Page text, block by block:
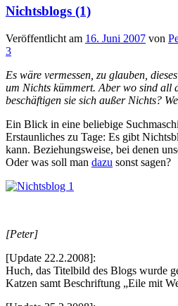
Nichtsblogs (1)
Veröffentlicht am 16. Juni 2007 von
3
Es wäre vermessen, zu glauben,
um Nichts kümmert. Aber wo sind all
beschäftigen sie sich außer Nichts?
Ein Blick in eine beliebige
Erstaunliches zu Tage: Es gibt
kann. Beziehungsweise, bei denen
Oder was soll man dazu sonst sagen?
[Peter]
[Update 22.2.2008]:
Huch, das Titelbild des Blogs wurde
Katzen samt Beschriftung „Eile mit